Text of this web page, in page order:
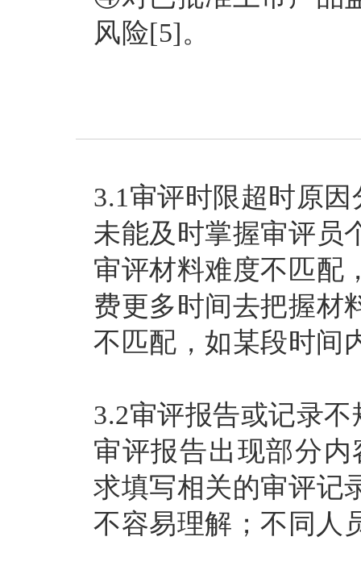
风险[5]。
3.1审评时限超时原因
未能及时掌握审评员
审评材料难度不匹配
费更多时间去把握材
不匹配，如某段时间
3.2审评报告或记录
审评报告出现部分
求填写相关的审评记
不容易理解；不同人